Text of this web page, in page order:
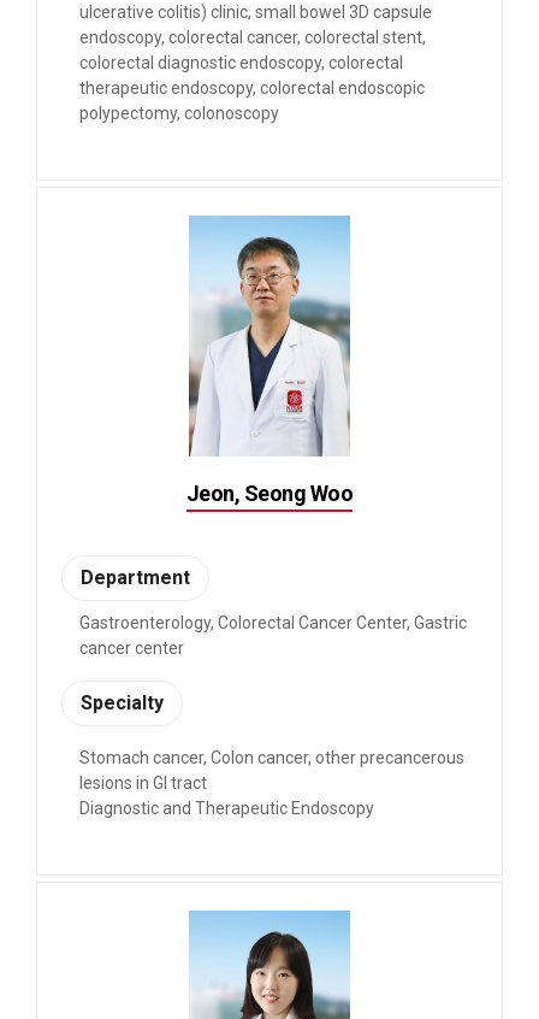
ulcerative colitis) clinic, small bowel 3D capsule
endoscopy, colorectal cancer, colorectal stent,
colorectal diagnostic endoscopy, colorectal
therapeutic endoscopy, colorectal endoscopic
polypectomy, colonoscopy
Jeon, Seong Woo
Department
Gastroenterology, Colorectal Cancer Center, Gastric
cancer center
Specialty
Stomach cancer, Colon cancer, other precancerous
lesions in GI tract
Diagnostic and Therapeutic Endoscopy